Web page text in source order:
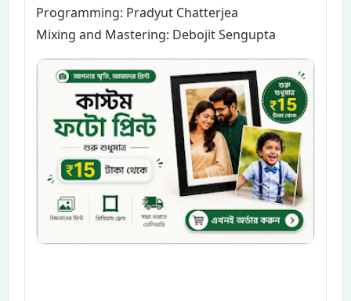
Programming: Pradyut Chatterjea
Mixing and Mastering: Debojit Sengupta